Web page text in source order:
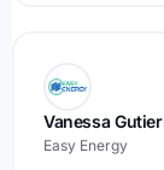
Vanessa
Easy Energy